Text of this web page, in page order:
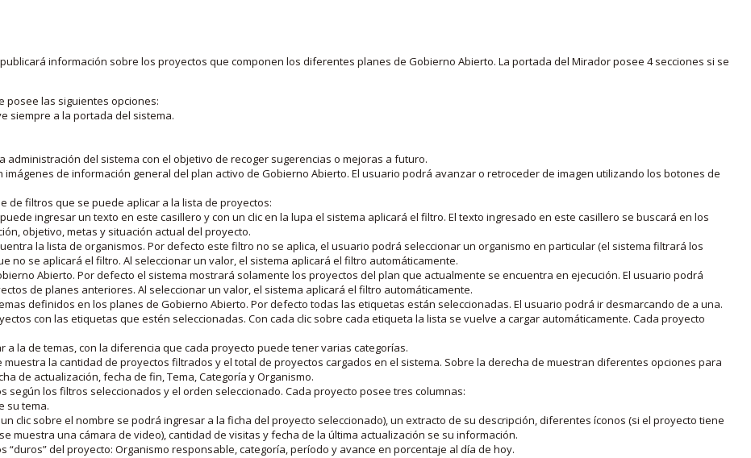
información sobre los proyectos que componen los diferentes planes de Gobierno Abierto. La portada del Mirador posee 4 secciones si se
posee las siguientes opciones:
siempre a la portada del sistema.
del sistema con el objetivo de recoger sugerencias o mejoras a futuro.
de información general del plan activo de Gobierno Abierto. El usuario podrá avanzar o retroceder de imagen utilizando los botones de
de filtros que se puede aplicar a la lista de proyectos:
ingresar un texto en este casillero y con un clic en la lupa el sistema aplicará el filtro. El texto ingresado en este casillero se buscará en los
objetivo, metas y situación actual del proyecto.
la lista de organismos. Por defecto este filtro no se aplica, el usuario podrá seleccionar un organismo en particular (el sistema filtrará los
no se aplicará el filtro. Al seleccionar un valor, el sistema aplicará el filtro automáticamente.
Abierto. Por defecto el sistema mostrará solamente los proyectos del plan que actualmente se encuentra en ejecución. El usuario podrá
de planes anteriores. Al seleccionar un valor, el sistema aplicará el filtro automáticamente.
definidos en los planes de Gobierno Abierto. Por defecto todas las etiquetas están seleccionadas. El usuario podrá ir desmarcando de a una.
con las etiquetas que estén seleccionadas. Con cada clic sobre cada etiqueta la lista se vuelve a cargar automáticamente. Cada proyecto
la de temas, con la diferencia que cada proyecto puede tener varias categorías.
la cantidad de proyectos filtrados y el total de proyectos cargados en el sistema. Sobre la derecha de muestran diferentes opciones para
de actualización, fecha de fin, Tema, Categoría y Organismo.
según los filtros seleccionados y el orden seleccionado. Cada proyecto posee tres columnas:
su tema.
clic sobre el nombre se podrá ingresar a la ficha del proyecto seleccionado), un extracto de su descripción, diferentes íconos (si el proyecto tiene
muestra una cámara de video), cantidad de visitas y fecha de la última actualización se su información.
“duros” del proyecto: Organismo responsable, categoría, período y avance en porcentaje al día de hoy.